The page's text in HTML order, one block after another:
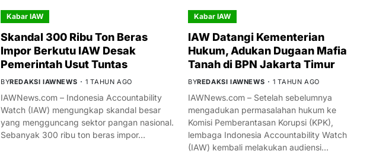
Kabar IAW
Skandal 300 Ribu Ton Beras
Impor Berkutu IAW Desak
Pemerintah Usut Tuntas
BYREDAKSI IAWNEWS 1 TAHUN AGO
IAWNews.com – Indonesia Accountability
Watch (IAW) mengungkap skandal besar
yang mengguncang sektor pangan nasional.
Sebanyak 300 ribu ton beras impor…
Kabar IAW
IAW Datangi Kementerian
Hukum, Adukan Dugaan Mafia
Tanah di BPN Jakarta Timur
BYREDAKSI IAWNEWS 1 TAHUN AGO
IAWNews.com – Setelah sebelumnya
mengadukan permasalahan hukum ke
Komisi Pemberantasan Korupsi (KPK),
lembaga Indonesia Accountability Watch
(IAW) kembali melakukan audiensi…